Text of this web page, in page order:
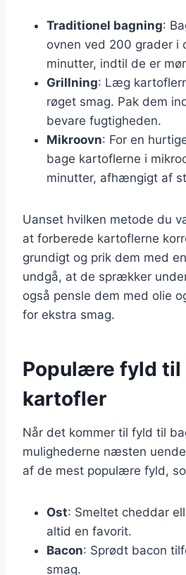
Traditionel bagning:
ovnen ved 200 grader i
minutter, indtil de er
Grillning: Læg
røget smag. Pak dem
bevare fugtigheden.
Mikroovn: For en
bage kartoflerne i
minutter, afhængigt af
Uanset hvilken metode du
at forberede kartoflerne
grundigt og prik dem med
undgå, at de sprækker
også pensle dem med olie
for ekstra smag.
Populære fyld til
kartofler
Når det kommer til fyld til
mulighederne næsten
af de mest populære fyld,
Ost: Smeltet cheddar
altid en favorit.
Bacon: Sprødt bacon
smag.